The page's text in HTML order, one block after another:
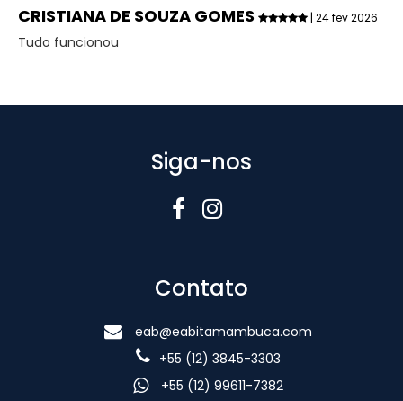
CRISTIANA DE SOUZA GOMES | 24 fev 2026
Tudo funcionou
Siga-nos
Contato
eab@eabitamambuca.com
+55 (12) 3845-3303
+55 (12) 99611-7382